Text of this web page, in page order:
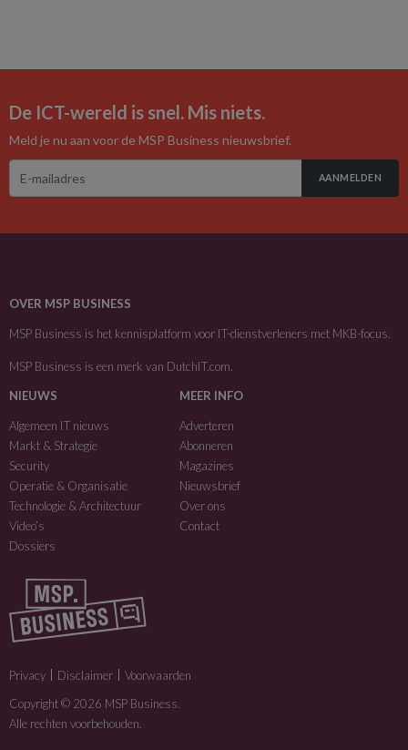
De ICT-wereld is snel. Mis niets.
Meld je nu aan voor de MSP Business nieuwsbrief.
AANMELDEN
OVER MSP BUSINESS
MSP Business is het kennisplatform voor IT-dienstverleners met MKB-focus.
MSP Business is een merk van DutchIT.com
NIEUWS
Algemeen IT nieuws
Markt & Strategie
Security
Operatie & Organisatie
Technologie & Architectuur
Video’s
Dossiers
MEER INFO
Adverteren
Abonneren
Magazines
Nieuwsbrief
Over ons
Contact
Privacy Disclaimer
Voorwaarden
Copyright © 2026 MSP Business.
Alle rechten voorbehouden.